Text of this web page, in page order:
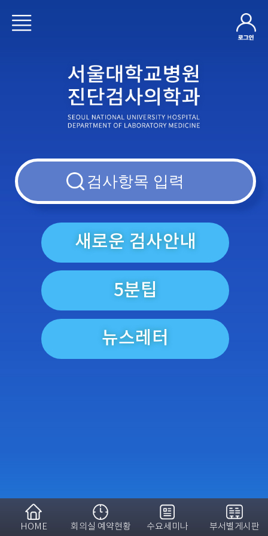
새로운 검사안내
5분팁
뉴스레터
HOME 회의실 예약현황 수요세미나 부서별게시판